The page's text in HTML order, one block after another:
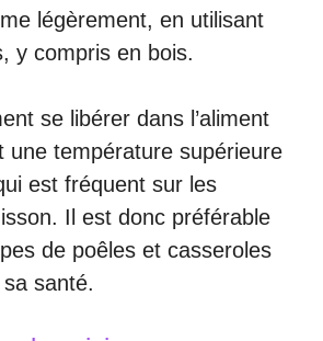
légèrement, en utilisant
y compris en bois.
se libérer dans l’aliment
une température supérieure
est fréquent sur les
Il est donc préférable
de poêles et casseroles
santé.